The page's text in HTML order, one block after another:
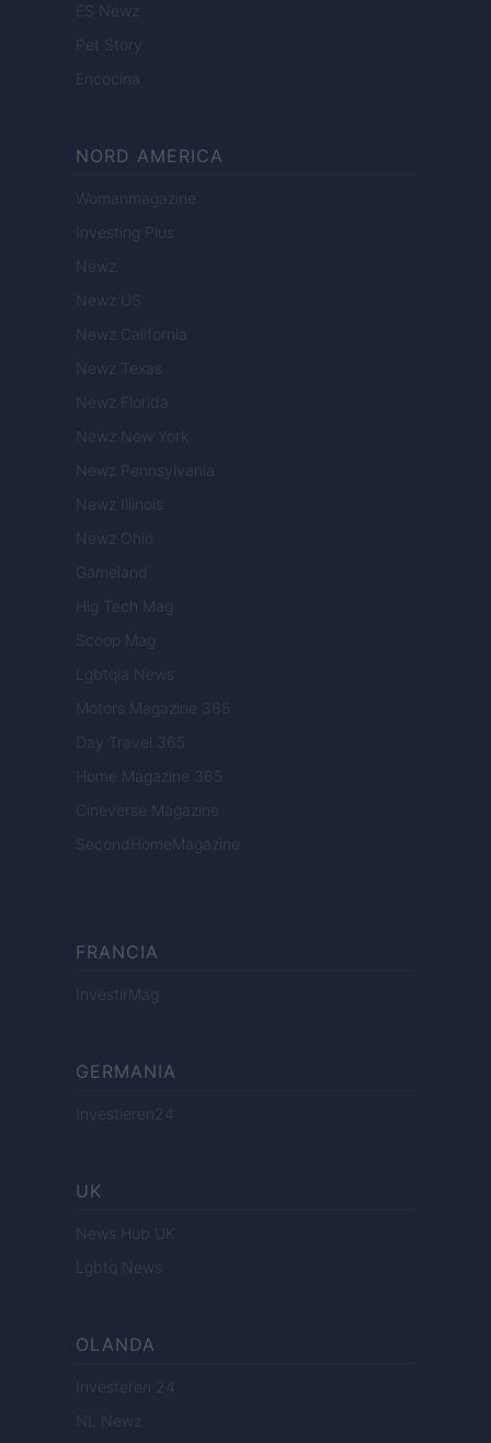
ES Newz
Pet Story
Encocina
NORD AMERICA
Womanmagazine
Investing Plus
Newz
Newz US
Newz California
Newz Texas
Newz Florida
Newz New York
Newz Pennsylvania
Newz Illinois
Newz Ohio
Gameland
Hig Tech Mag
Scoop Mag
Lgbtqia News
Motors Magazine 365
Day Travel 365
Home Magazine 365
Cineverse Magazine
SecondHomeMagazine
FRANCIA
InvestirMag
GERMANIA
Investieren24
UK
News Hub UK
Lgbtq News
OLANDA
Investeren 24
NL Newz